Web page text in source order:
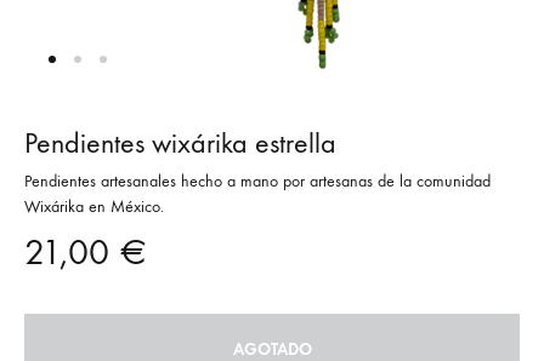
Pendientes wixárika estrella
Pendientes artesanales hecho a mano por artesanas de la comunidad
Wixárika en México.
21,00 €
AGOTADO